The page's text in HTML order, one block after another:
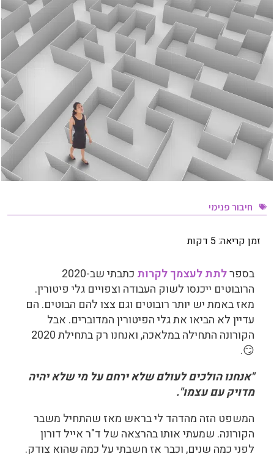
חיבור פנימי
זמן קריאה:5 דקות
בספרלתת לעצמך לקרות
כתבתי שב-2020
הרובוטים ייכנסו לשוק העבודה וצפויים גלי פיטורין.
מאז באמת יש יותר רובוטים וגם צצו להם הבוטים. הם
עדיין לא הביאו את גלי הפיטורין המדוברים. אבל
הקורונה התחילה במלאכה, ואנחנו רק בתחילת 2020
😏.
"אנחנו הולכים לעולם שלא ירחם על מי שלא יהיה
מדויק עם עצמו".
המשפט הזה מהדהד לי בראש מאז שהתחיל משבר
הקורונה. שמעתי אותו בהרצאה של ד"ר אייל דורון
לפני כמה שנים, וכבר אז חשבתי על כמה שהוא צודק.